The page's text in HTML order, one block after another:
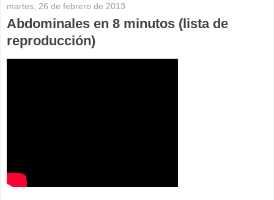
martes, 26 de febrero de 2013
Abdominales en 8 minutos (lista de
reproducción)